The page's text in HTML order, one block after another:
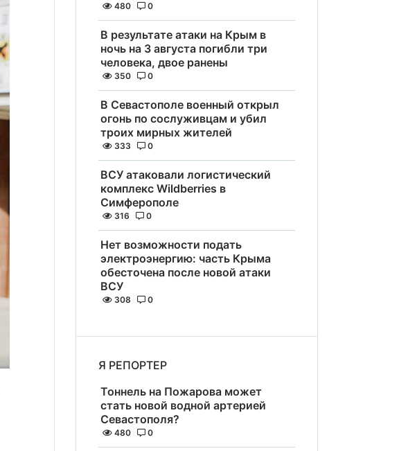
480 0
В результате атаки на Крым в
ночь на 3 августа погибли три
человека, двое ранены
350 0
В Севастополе военный открыл
огонь по сослуживцам и убил
троих мирных жителей
333 0
ВСУ атаковали логистический
комплекс Wildberries в
Симферополе
316 0
Нет возможности подать
электроэнергию: часть Крыма
обесточена после новой атаки
ВСУ
308 0
Я РЕПОРТЕР
Тоннель на Пожарова может
стать новой водной артерией
Севастополя?
480 0